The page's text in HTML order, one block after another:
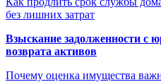
без лишних затрат
Взыскание задолженности с
возврата активов
Почему оценка имущества